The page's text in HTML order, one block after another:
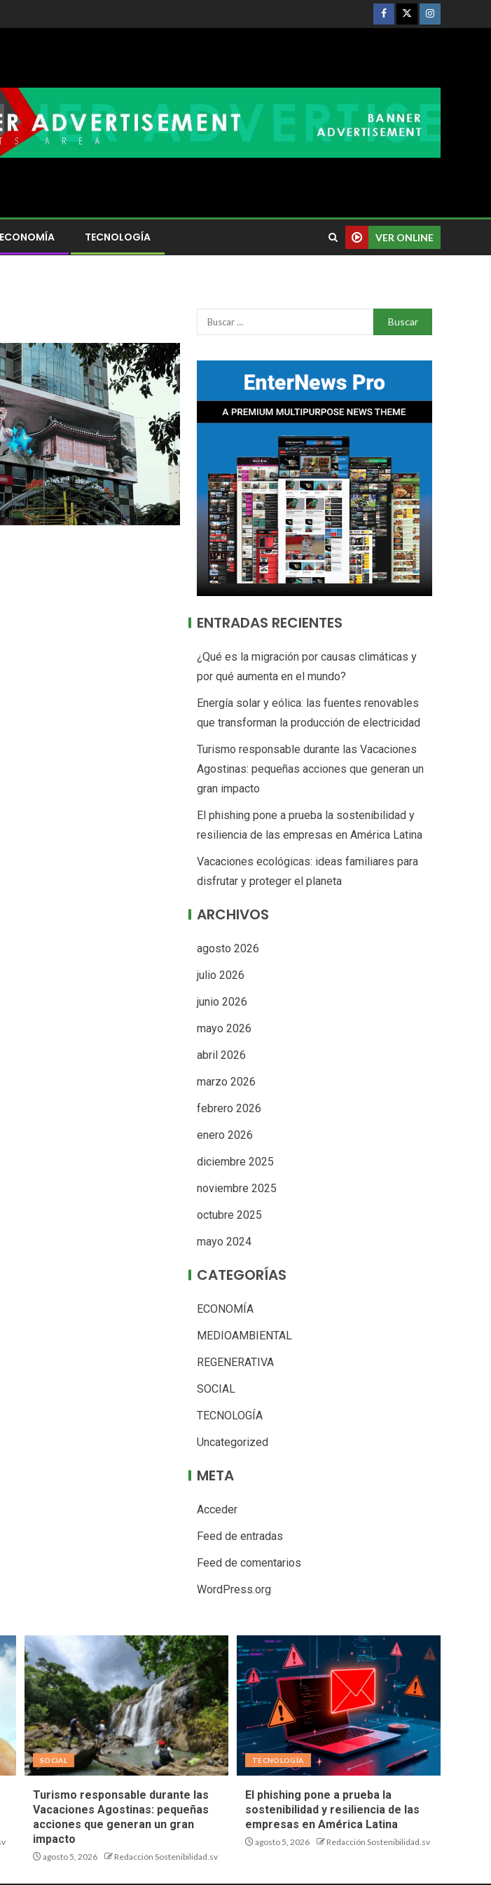
ECONOMÍA TECNOLOGÍA VER ONLINE
ENTRADAS RECIENTES
¿Qué es la migración por causas climáticas y
por qué aumenta en el mundo?
Energía solar y eólica: las fuentes renovables
que transforman la producción de electricidad
Turismo responsable durante las Vacaciones
Agostinas: pequeñas acciones que generan un
gran impacto
El phishing pone a prueba la sostenibilidad y
resiliencia de las empresas en América Latina
Vacaciones ecológicas: ideas familiares para
disfrutar y proteger el planeta
ARCHIVOS
agosto 2026
julio 2026
junio 2026
mayo 2026
abril 2026
marzo 2026
febrero 2026
enero 2026
diciembre 2025
noviembre 2025
octubre 2025
mayo 2024
CATEGORÍAS
ECONOMÍA
MEDIOAMBIENTAL
REGENERATIVA
SOCIAL
TECNOLOGÍA
Uncategorized
META
Acceder
Feed de entradas
Feed de comentarios
WordPress.org
SOCIAL
Turismo responsable durante las
Vacaciones Agostinas: pequeñas
acciones que generan un gran
impacto
agosto 5, 2026 Redacción Sostenibilidad.sv
TECNOLOGÍA
El phishing pone a prueba la
sostenibilidad y resiliencia de las
empresas en América Latina
agosto 5, 2026 Redacción Sostenibilidad.sv